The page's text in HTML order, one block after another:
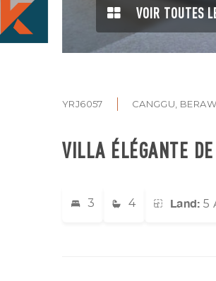
VOIR TOUTES
YRJ6057 CANGGU,
VILLA ÉLÉGANTE
3 4 Land: 5